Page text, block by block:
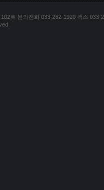
호 문의전화 033-262-1920 팩스 033-